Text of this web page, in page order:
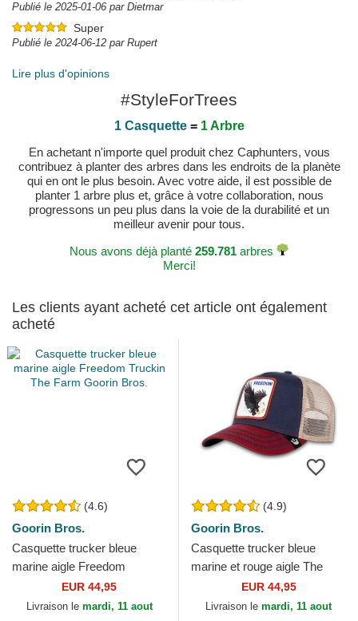
Publié le 2025-01-06 par Dietmar
Super
Publié le 2024-06-12 par Rupert
Lire plus d'opinions
#StyleForTrees
1 Casquette= 1 Arbre
En achetant n'importe quel produit chez Caphunters, vous
contribuez à planter des arbres dans les endroits de la planète
qui en ont le plus besoin. Avec votre aide, il est possible de
planter 1 arbre plus et, grâce à votre collaboration, nous
progressons un peu plus dans la voie de la durabilité et un
meilleur avenir pour tous.
Nous avons déjà planté 259.781 arbres
Merci!
Les clients ayant acheté cet article ont également
acheté
(4.6)
Goorin Bros.
Casquette trucker bleue
marine aigle Freedom
Truckin The Farm Goorin
Bros.
EUR 44,95
Livraison le mardi, 11 aout
(4.9)
Goorin Bros.
Casquette trucker bleue
marine et rouge aigle The
Freedom Eagle The Farm
Goorin Bros.
EUR 44,95
Livraison le mardi, 11 aout